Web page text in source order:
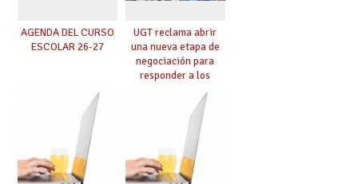
AGENDA DEL CURSO
ESCOLAR 26-27
UGT reclama abrir
una nueva etapa de
negociación para
responder a los
nuevos desafíos de la
educación